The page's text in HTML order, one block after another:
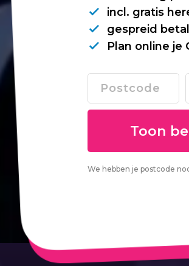
incl. gratis
gespreid
Plan online je
We hebben je postcode